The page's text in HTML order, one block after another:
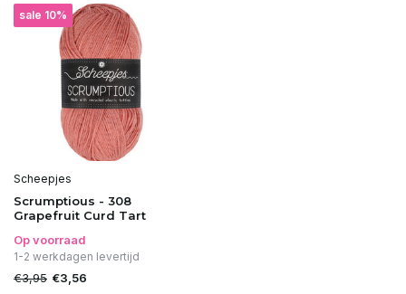
sale 10%
Scheepjes
Scrumptious - 308
Grapefruit Curd Tart
Op voorraad
1-2 werkdagen levertijd
€3,95 €3,56